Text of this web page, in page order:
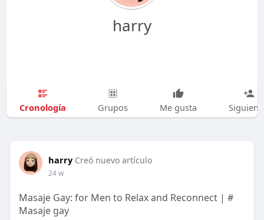
harry
Cronología Grupos Me gusta
harry Creó nuevo artículo
24 w
Masaje Gay: for Men to Relax and Reconnect | #
Masaje gay